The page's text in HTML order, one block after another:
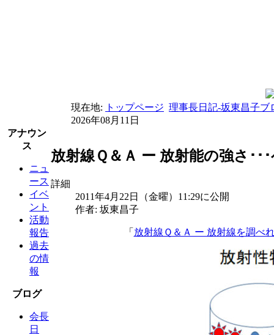
現在地: トップページ 理事長日記-坂東昌子ブ
2026年08月11日
アナウン
ス
ニュ
ース
イベ
ント
活動
報告
過去
の情
報
ブログ
会長
日
放射線Ｑ＆Ａ ー 放射能の強さ･
詳細
2011年4月22日（金曜）11:29に公開
作者: 坂東昌子
「 放射線Ｑ＆Ａ ー 放射線を調べ